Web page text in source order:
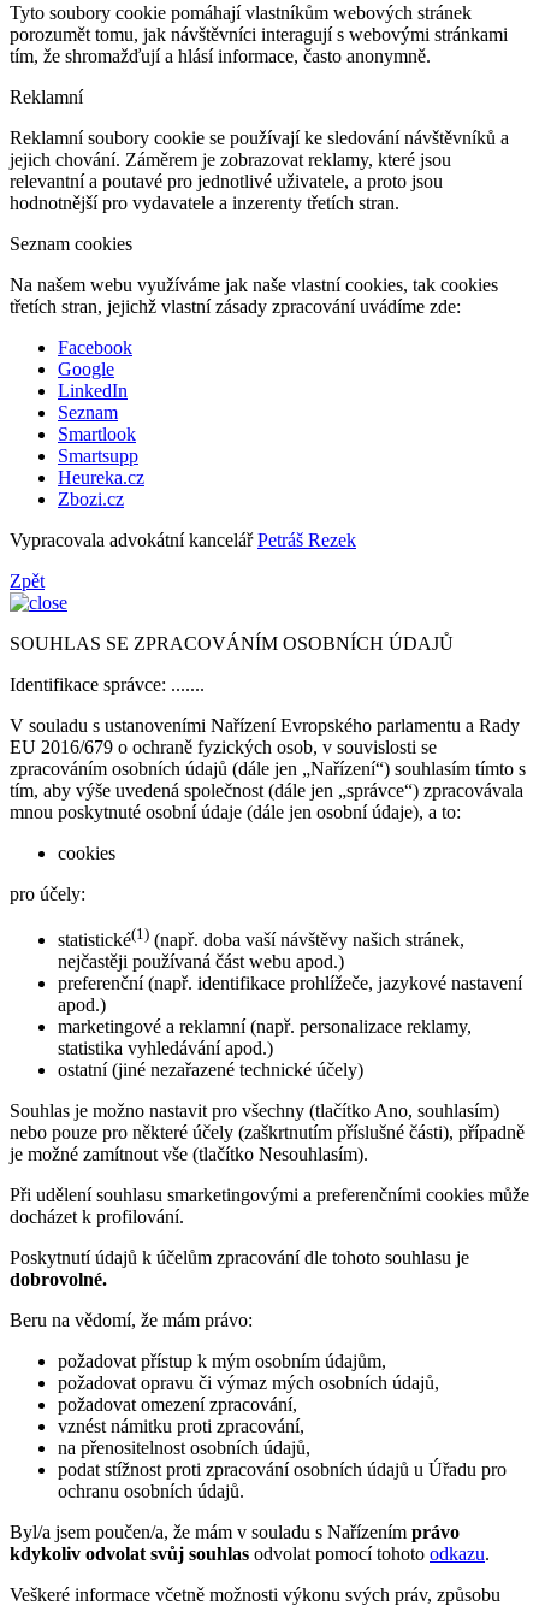
Tyto soubory cookie pomáhají vlastníkům webových stránek
porozumět tomu, jak návštěvníci interagují s webovými stránkami
tím, že shromažďují a hlásí informace, často anonymně.
Reklamní
Reklamní soubory cookie se používají ke sledování návštěvníků a
jejich chování. Záměrem je zobrazovat reklamy, které jsou
relevantní a poutavé pro jednotlivé uživatele, a proto jsou
hodnotnější pro vydavatele a inzerenty třetích stran.
Seznam cookies
Na našem webu využíváme jak naše vlastní cookies, tak cookies
třetích stran, jejichž vlastní zásady zpracování uvádíme zde:
Facebook
Google
LinkedIn
Seznam
Smartlook
Smartsupp
Heureka.cz
Zbozi.cz
Vypracovala advokátní kancelářPetráš Rezek
Zpět
SOUHLAS SE ZPRACOVÁNÍM OSOBNÍCH ÚDAJŮ
Identifikace správce: .......
V souladu s ustanoveními Nařízení Evropského parlamentu a Rady
EU 2016/679 o ochraně fyzických osob, v souvislosti se
zpracováním osobních údajů (dále jen „Nařízení“) souhlasím tímto s
tím, aby výše uvedená společnost (dále jen „správce“) zpracovávala
mnou poskytnuté osobní údaje (dále jen osobní údaje), a to:
cookies
pro účely:
statistické(1) (např. doba vaší návštěvy našich stránek,
nejčastěji používaná část webu apod.)
preferenční (např. identifikace prohlížeče, jazykové nastavení
apod.)
marketingové a reklamní (např. personalizace reklamy,
statistika vyhledávání apod.)
ostatní (jiné nezařazené technické účely)
Souhlas je možno nastavit pro všechny (tlačítko Ano, souhlasím)
nebo pouze pro některé účely (zaškrtnutím příslušné části), případně
je možné zamítnout vše (tlačítko Nesouhlasím).
Při udělení souhlasu smarketingovými a preferenčními cookies může
docházet k profilování.
Poskytnutí údajů k účelům zpracování dle tohoto souhlasu je
dobrovolné.
Beru na vědomí, že mám právo:
požadovat přístup k mým osobním údajům,
požadovat opravu či výmaz mých osobních údajů,
požadovat omezení zpracování,
vznést námitku proti zpracování,
na přenositelnost osobních údajů,
podat stížnost proti zpracování osobních údajů u Úřadu pro
ochranu osobních údajů.
Byl/a jsem poučen/a, že mám v souladu s Nařízením právo
kdykoliv odvolat svůj souhlas odvolat pomocí tohoto odkazu.
Veškeré informace včetně možnosti výkonu svých práv, způsobu